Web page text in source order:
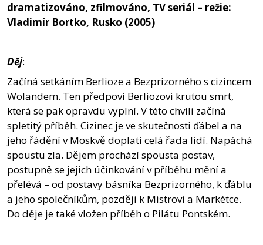
dramatizováno, zfilmováno, TV seriál – režie:
Vladimír Bortko, Rusko (2005)
Děj:
Začíná setkáním Berlioze a Bezprizorného s cizincem
Wolandem. Ten předpoví Berliozovi krutou smrt,
která se pak opravdu vyplní. V této chvíli začíná
spletitý příběh. Cizinec je ve skutečnosti ďábel a na
jeho řádění v Moskvě doplatí celá řada lidí. Napáchá
spoustu zla. Dějem prochází spousta postav,
postupně se jejich účinkování v příběhu mění a
přelévá – od postavy básníka Bezprizorného, k ďáblu
a jeho společníkům, později k Mistrovi a Markétce.
Do děje je také vložen příběh o Pilátu Pontském.